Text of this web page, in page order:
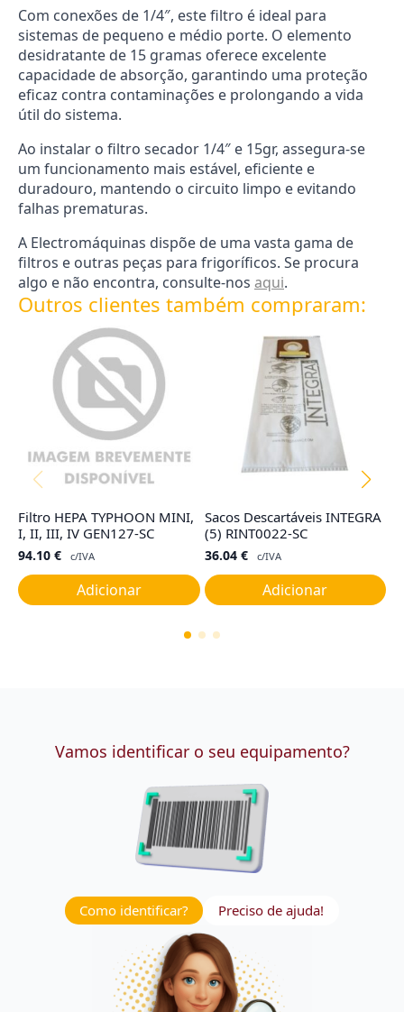
Com conexões de 1/4″, este filtro é ideal para
sistemas de pequeno e médio porte. O elemento
desidratante de 15 gramas oferece excelente
capacidade de absorção, garantindo uma proteção
eficaz contra contaminações e prolongando a vida
útil do sistema.
Ao instalar o filtro secador 1/4″ e 15gr, assegura-se
um funcionamento mais estável, eficiente e
duradouro, mantendo o circuito limpo e evitando
falhas prematuras.
A Electromáquinas dispõe de uma vasta gama de
filtros e outras peças para frigoríficos. Se procura
algo e não encontra, consulte-nos aqui.
Outros clientes também compraram:
Filtro HEPA TYPHOON MINI,
I, II, III, IV GEN127-SC
94.10 € c/IVA
Adicionar
Sacos Descartáveis INTEGRA
(5) RINT0022-SC
36.04 € c/IVA
Adicionar
Vamos identificar o seu equipamento?
Como identificar? Preciso de ajuda!